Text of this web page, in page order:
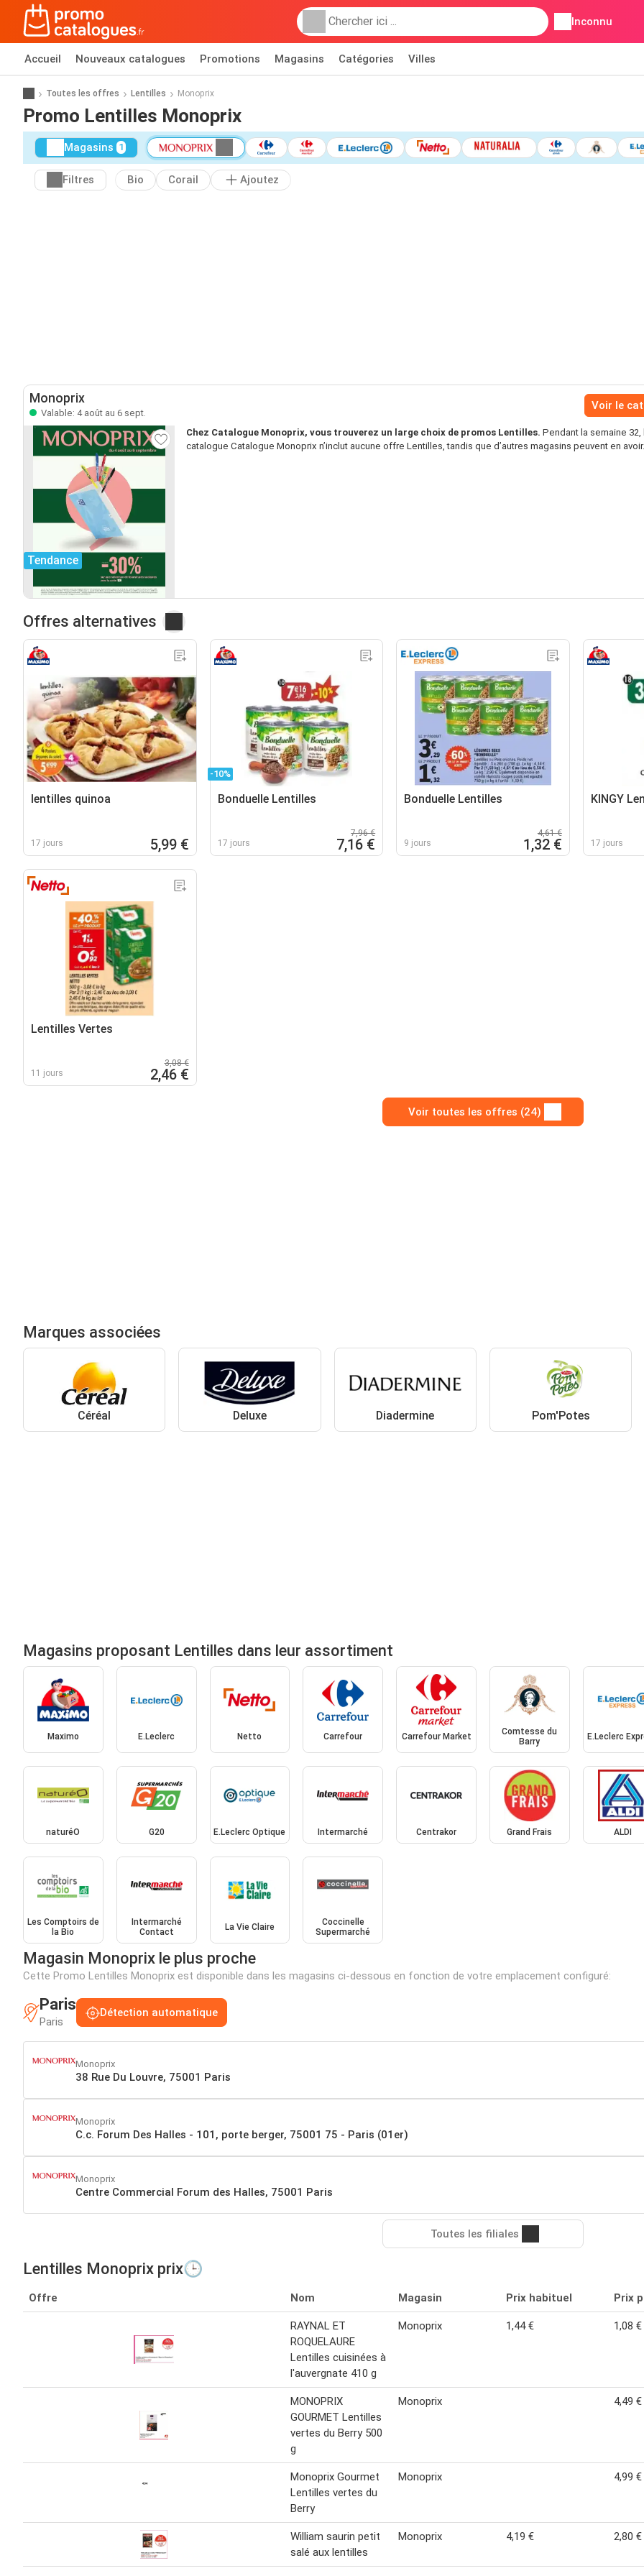
Inconnu
Accueil Nouveaux catalogues Promotions Magasins Catégories Villes
Toutes les offres Lentilles Monoprix
Promo Lentilles Monoprix
Magasins 1
Filtres Bio Corail Ajoutez
Monoprix
Valable: 4 août au 6 sept.
Voir le
Tendance
Chez Catalogue Monoprix, vous trouverez un large choix de promos Lentilles. Pendant la semaine 32,
catalogue Catalogue Monoprix n’inclut aucune offre Lentilles, tandis que d’autres magasins peuvent en
Offres alternatives
lentilles quinoa
17 jours 5,99 €
-10%
Bonduelle Lentilles
17 jours
7,96 €
7,16 €
Bonduelle Lentilles
9 jours
4,61 €
1,32 €
KINGY
17 jours
Lentilles Vertes
11 jours
3,08 €
2,46 €
Voir toutes les offres (24)
Marques associées
Céréal Deluxe Diadermine Pom'Potes
Magasins proposant Lentilles dans leur assortiment
Maximo E.Leclerc Netto Carrefour Carrefour Market
Comtesse du
Barry
E.Leclerc
naturéO G20 E.Leclerc Optique Intermarché Centrakor Grand Frais ALDI
Les Comptoirs de
la Bio
Intermarché
Contact
La Vie Claire
Coccinelle
Supermarché
Magasin Monoprix le plus proche
Cette Promo Lentilles Monoprix est disponible dans les magasins ci-dessous en fonction de votre emplacement configuré:
Paris
Paris
Détection automatique
Monoprix
38 Rue Du Louvre, 75001 Paris
Monoprix
C.c. Forum Des Halles - 101, porte berger, 75001 75 - Paris (01er)
Monoprix
Centre Commercial Forum des Halles, 75001 Paris
Toutes les filiales
Lentilles Monoprix prix🕒
Offre Nom Magasin Prix habituel Prix
RAYNAL ET
ROQUELAURE
Lentilles cuisinées à
l'auvergnate 410 g
Monoprix 1,44 € 1,08 €
MONOPRIX
GOURMET Lentilles
vertes du Berry 500
g
Monoprix 4,49 €
Monoprix Gourmet
Lentilles vertes du
Berry
Monoprix 4,99 €
William saurin petit
salé aux lentilles
Monoprix 4,19 € 2,80 €